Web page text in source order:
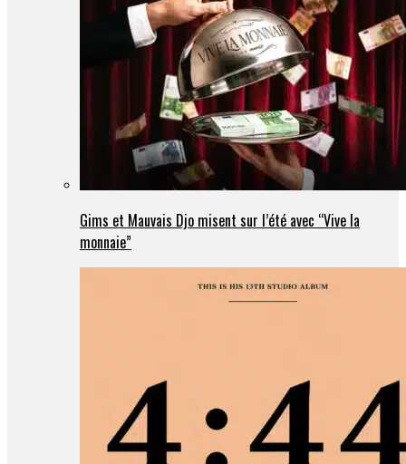
Gims et Mauvais Djo misent sur l’été avec “Vive la
monnaie”